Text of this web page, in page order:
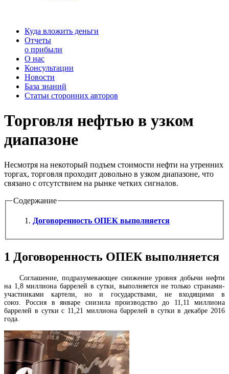
Куда вложить деньги
Отчеты
о прибыли
О нас
Консультации
Новости
База знаний
Статьи сторонних авторов
Торговля нефтью в узком
диапазоне
Несмотря на некоторый подъем стоимости нефти на утренних
торгах, торговля проходит довольно в узком диапазоне, что
связано с отсутствием на рынке четких сигналов.
Содержание
Договоренность ОПЕК выполняется
1 Договоренность ОПЕК выполняется
Соглашение, подразумевающее снижение уровня добычи нефти
на 1,8 миллиона баррелей в сутки, выполняется не только странами-
участниками картели, но и государствами, не входящими в
союз. Россия в январе снизила производство до 11,11 миллиона
баррелей в сутки с 11,21 миллиона баррелей в сутки в декабре 2016
года.